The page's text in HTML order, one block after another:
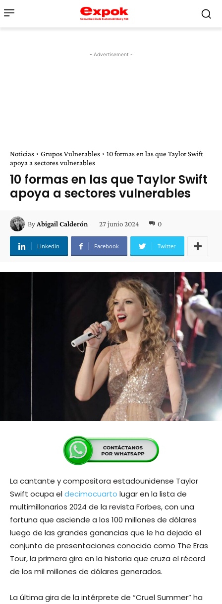
- Advertisement -
Noticias Grupos Vulnerables
10 formas en las que Taylor Swift
apoya a sectores vulnerables
10 formas en las que Taylor Swift
apoya a sectores vulnerables
By Abigail Calderón 27 junio 2024 0
Linkedin Facebook Twitter
La cantante y compositora estadounidense Taylor
Swift ocupa eldecimocuarto lugar en la lista de
multimillonarios 2024 de la revista Forbes, con una
fortuna que asciende a los 100 millones de dólares
luego de las grandes ganancias que le ha dejado el
conjunto de presentaciones conocido como The Eras
Tour, la primera gira en la historia que cruza el récord
de los mil millones de dólares generados.
La última gira de la intérprete de “Cruel Summer” ha